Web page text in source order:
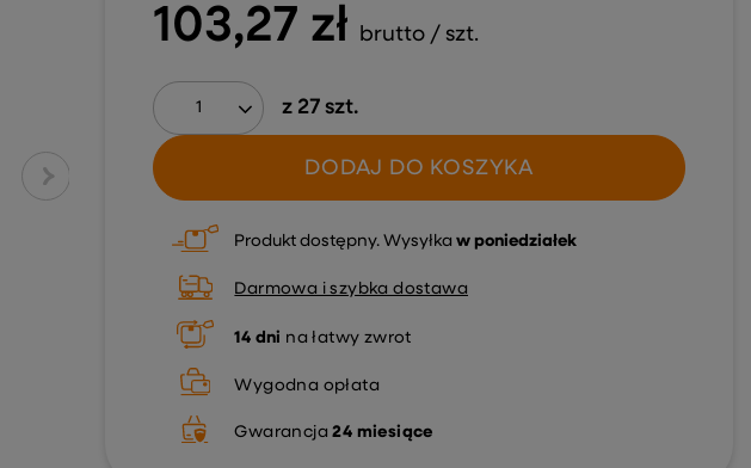
103,27 zł brutto / szt.
z 27szt.
DODAJ DO KOSZYKA
Produkt dostępny Wysyłkaw poniedziałek
Darmowa i szybka dostawa
14 dni na łatwy zwrot
Wygodna opłata
Gwarancja 24 miesiące